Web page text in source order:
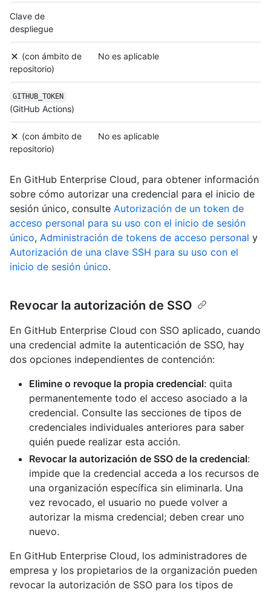
Clave de
despliegue
(con ámbito de
repositorio)
No es aplicable
GITHUB_TOKEN
(GitHub Actions)
(con ámbito de
repositorio)
No es aplicable
En GitHub Enterprise Cloud, para obtener información
sobre cómo autorizar una credencial para el inicio de
sesión único, consulte Autorización de un token de
acceso personal para su uso con el inicio de sesión
único, Administración de tokens de acceso personal y
Autorización de una clave SSH para su uso con el
inicio de sesión único.
Revocar la autorización de SSO
En GitHub Enterprise Cloud con SSO aplicado, cuando
una credencial admite la autenticación de SSO, hay
dos opciones independientes de contención:
Elimine o revoque la propia credencial: quita
permanentemente todo el acceso asociado a la
credencial. Consulte las secciones de tipos de
credenciales individuales anteriores para saber
quién puede realizar esta acción.
Revocar la autorización de SSO de la credencial:
impide que la credencial acceda a los recursos de
una organización específica sin eliminarla. Una
vez revocado, el usuario no puede volver a
autorizar la misma credencial; deben crear uno
nuevo.
En GitHub Enterprise Cloud, los administradores de
empresa y los propietarios de la organización pueden
revocar la autorización de SSO para los tipos de